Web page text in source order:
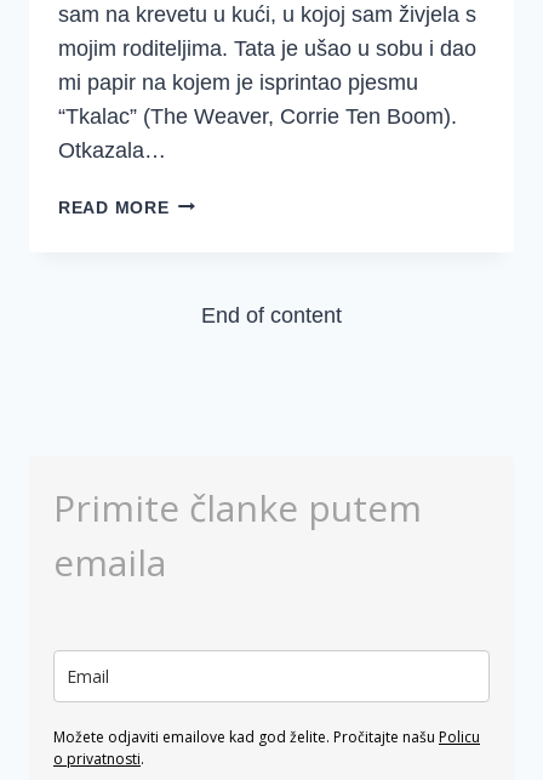
sam na krevetu u kući, u kojoj sam živjela s
mojim roditeljima. Tata je ušao u sobu i dao
mi papir na kojem je isprintao pjesmu
“Tkalac” (The Weaver, Corrie Ten Boom).
Otkazala…
READ MOREHOĆEŠ
End of content
Primite članke putem
emaila
Možete odjaviti emailove kad god želite. Pročitajte našu Policu
o privatnosti.